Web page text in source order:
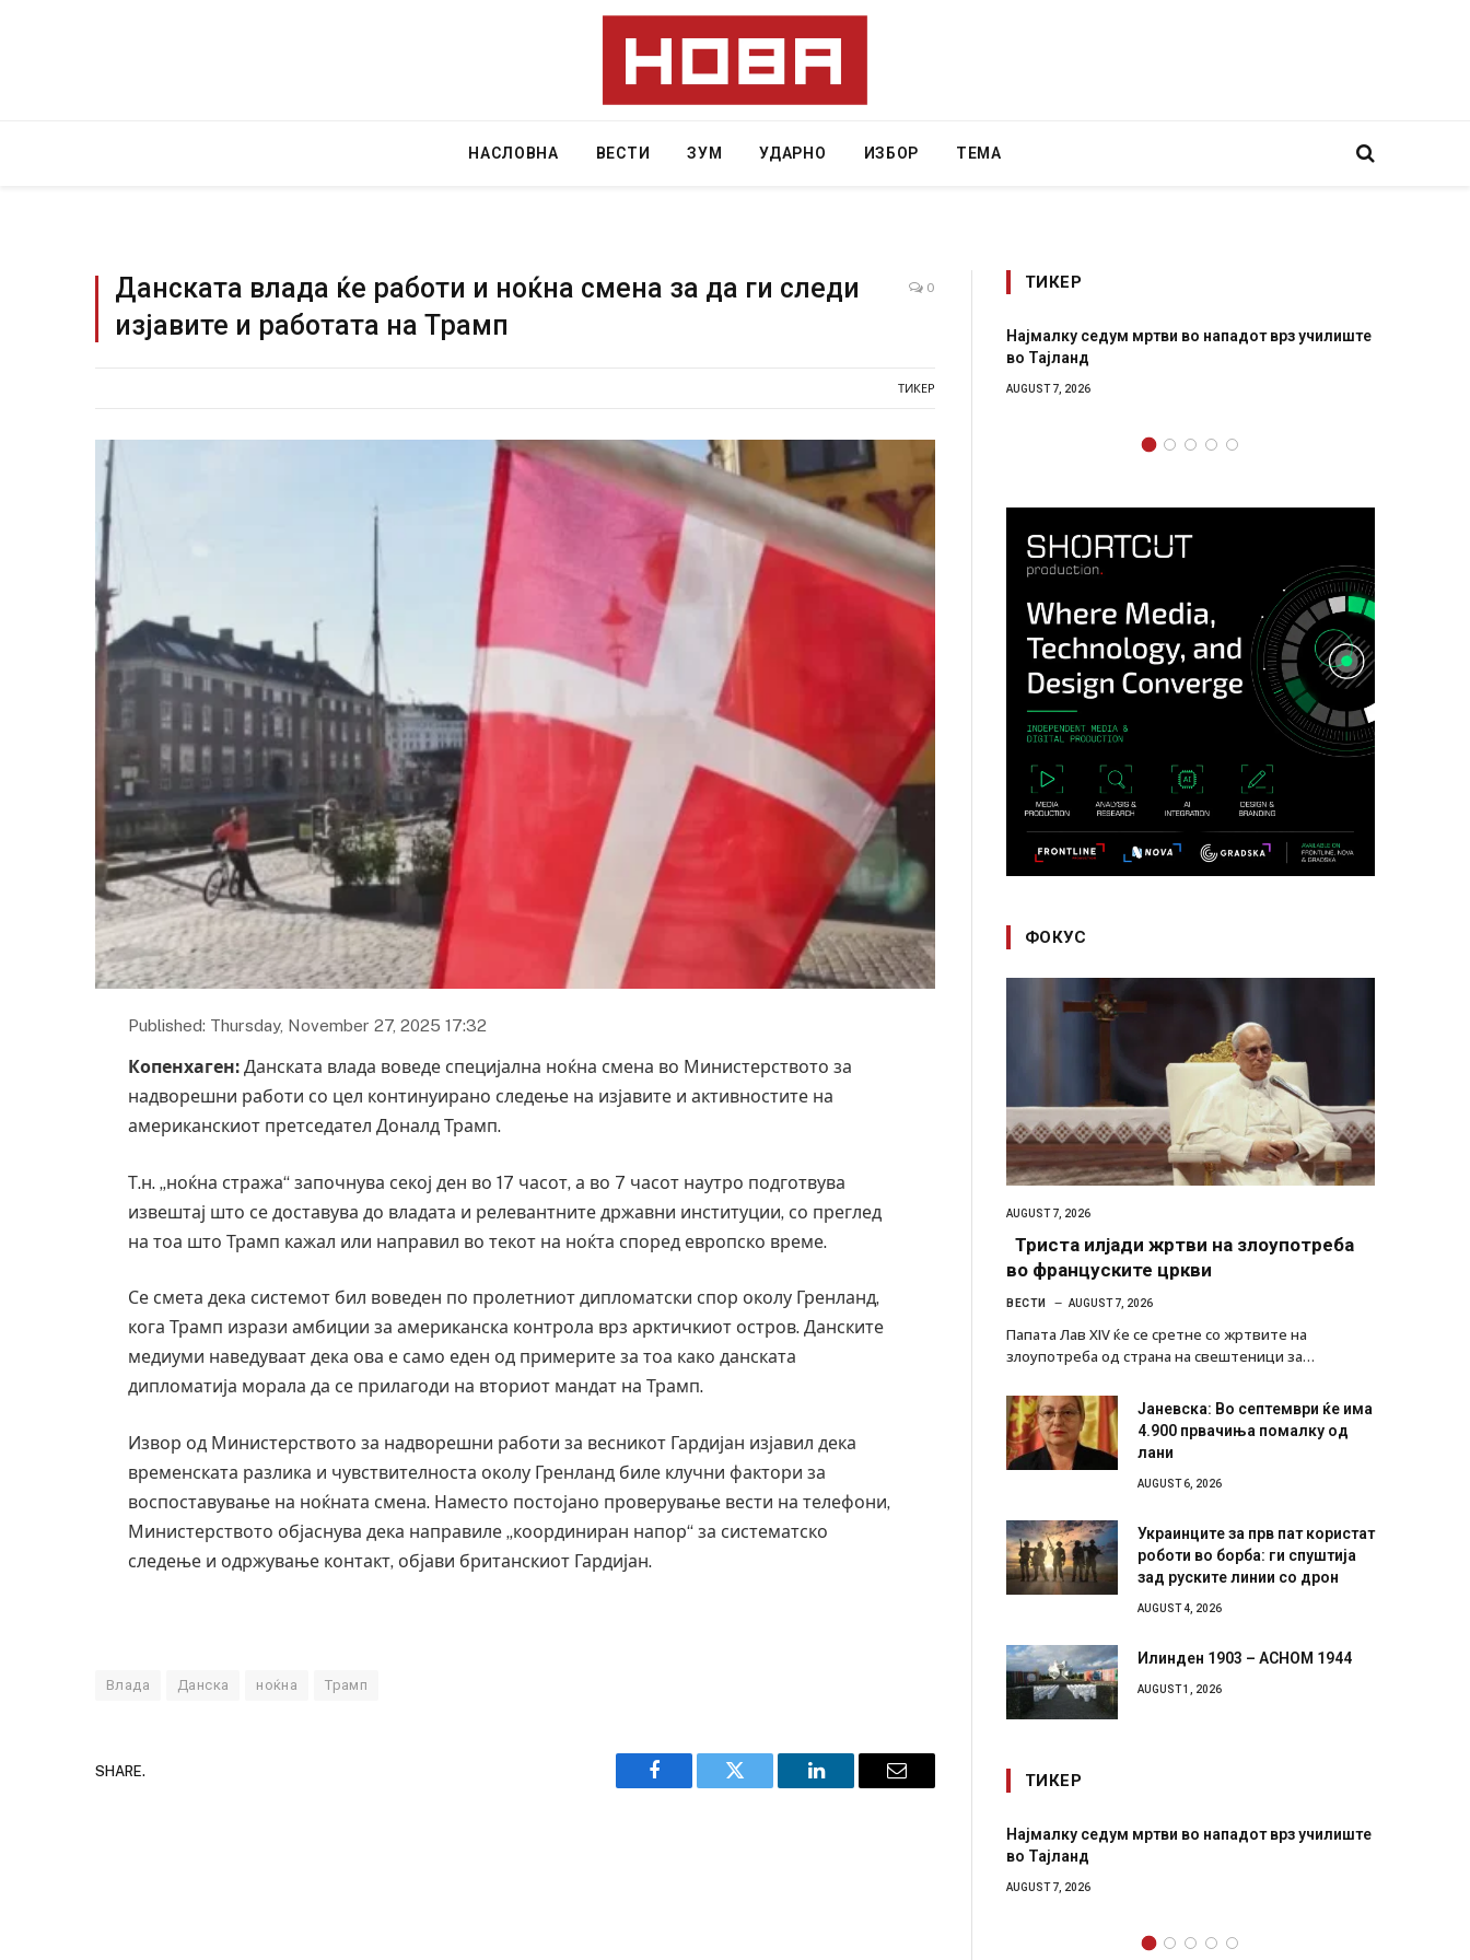
НАСЛОВНА ВЕСТИ ЗУМ УДАРНО ИЗБОР ТЕМА
Данската влада ќе работи и ноќна смена за да ги следи
изјавите и работата на Трамп
0
ТИКЕР
Published: Thursday, November 27, 2025 17:32
Копенхаген: Данската влада воведе специјална ноќна смена во Министерството за
надворешни работи со цел континуирано следење на изјавите и активностите на
американскиот претседател Доналд Трамп.
Т.н. „ноќна стража“ започнува секој ден во 17 часот, а во 7 часот наутро подготвува
извештај што се доставува до владата и релевантните државни институции, со преглед
на тоа што Трамп кажал или направил во текот на ноќта според европско време.
Се смета дека системот бил воведен по пролетниот дипломатски спор околу Гренланд,
кога Трамп изрази амбиции за американска контрола врз арктичкиот остров. Данските
медиуми наведуваат дека ова е само еден од примерите за тоа како данската
дипломатија морала да се прилагоди на вториот мандат на Трамп.
Извор од Министерството за надворешни работи за весникот Гардијан изјавил дека
временската разлика и чувствителноста околу Гренланд биле клучни фактори за
воспоставување на ноќната смена. Наместо постојано проверување вести на телефони,
Министерството објаснува дека направиле „координиран напор“ за систематско
следење и одржување контакт, објави британскиот Гардијан.
Влада Данска ноќна Трамп
SHARE.
Facebook Twitter LinkedIn Email
ТИКЕР
Уште двајца починаа од повредите во ресторан
Најмалку седум мртви во нападот врз училиште
AUGUST 7, 2026
СОЗИС: Украинците повеќе им
ФОКУС
AUGUST 7, 2026
Триста илјади жртви на злоупотреба
во француските цркви
ВЕСТИ AUGUST 7, 2026
Папата Лав XIV ќе се сретне со жртвите на
злоупотреба од страна на свештеници за…
Јаневска: Во септември ќе има
4.900 првачиња помалку од
лани
AUGUST 6, 2026
Украинците за прв пат користат
роботи во борба: ги спуштија
зад руските линии со дрон
AUGUST 4, 2026
Илинден 1903 – АСНОМ 1944
AUGUST 1, 2026
ТИКЕР
Најмалку седум мртви во нападот врз училиште
СОЗИС: Украинците